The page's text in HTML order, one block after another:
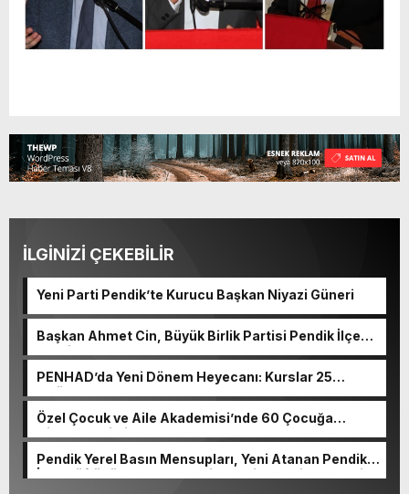
İLGİNİZİ ÇEKEBİLİR
Yeni Parti Pendik’te Kurucu Başkan Niyazi Güneri
Başkan Ahmet Cin, Büyük Birlik Partisi Pendik İlçe
Teşkilatı’nın Programına Katıldı
PENHAD’da Yeni Dönem Heyecanı: Kurslar 25
Eylül’de Başlıyor
Özel Çocuk ve Aile Akademisi’nde 60 Çocuğa
Hizmet Verildi
Pendik Yerel Basın Mensupları, Yeni Atanan Pendik
İlçe Müftüsü Dr. Abdulhamid Pehlivan’ı Ziyaret Etti